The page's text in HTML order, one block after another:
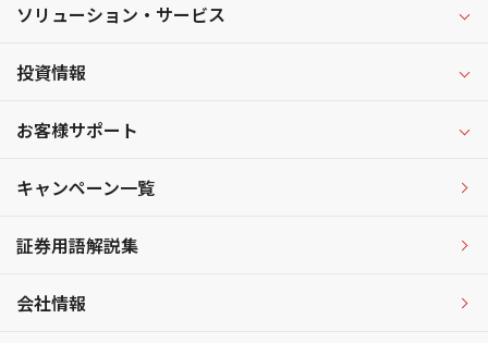
ソリューション・サービス
投資情報
お客様サポート
キャンペーン一覧
証券用語解説集
会社情報